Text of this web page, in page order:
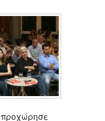
προχώρησε